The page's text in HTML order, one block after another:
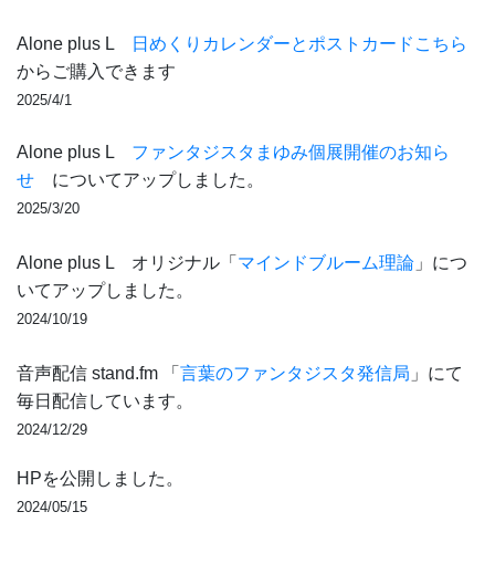
Alone plus L
日めくりカレンダーとポストカードこちら
からご購入できます
2025/4/1
Alone plus L ファンタジスタまゆみ個展開催のお知ら
せ についてアップしました。
2025/3/20
Alone plus L オリジナル「 マインドブルーム理論 」につ
いてアップしました。
2024/10/19
音声配信 stand.fm 「 言葉のファンタジスタ発信局 」にて
毎日配信しています。
2024/12/29
HPを公開しました。
2024/05/15